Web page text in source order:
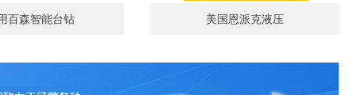
百森智能台钻 美国恩派克液压